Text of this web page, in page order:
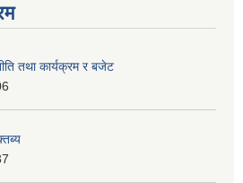
तथा कार्यक्रम र बजेट